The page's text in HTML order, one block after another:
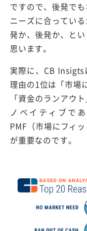
ですので、後発で
ニーズに合ってい
発か、後発か、と
思います。
実際に、CB Insigts
理由の1位は「市場
「資金のランアウ
ノベイティブで
PMF（市場にフィ
が重要なのです。